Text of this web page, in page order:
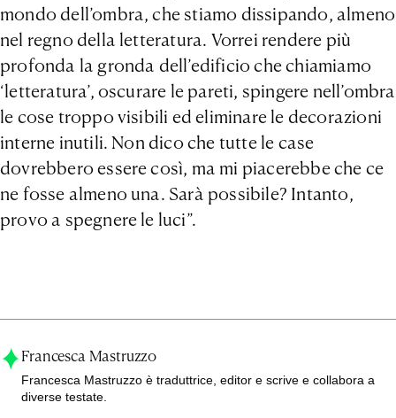
mondo dell’ombra, che stiamo dissipando, almeno
nel regno della letteratura. Vorrei rendere più
profonda la gronda dell’edificio che chiamiamo
‘letteratura’, oscurare le pareti, spingere nell’ombra
le cose troppo visibili ed eliminare le decorazioni
interne inutili. Non dico che tutte le case
dovrebbero essere così, ma mi piacerebbe che ce
ne fosse almeno una. Sarà possibile? Intanto,
provo a spegnere le luci”.
Francesca Mastruzzo
Francesca Mastruzzo è traduttrice, editor e scrive e collabora a
diverse testate.